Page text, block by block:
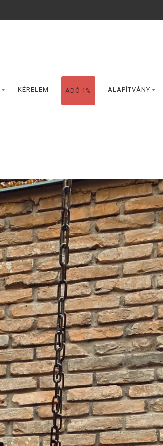
KÉRELEM ADÓ 1% ALAPÍTVÁNY